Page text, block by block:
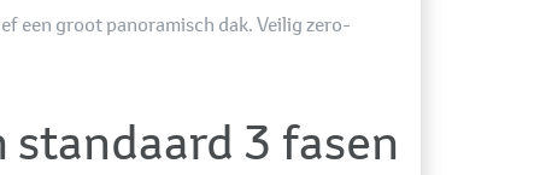
een groot panoramisch dak. Veilig zero-
3 fasen